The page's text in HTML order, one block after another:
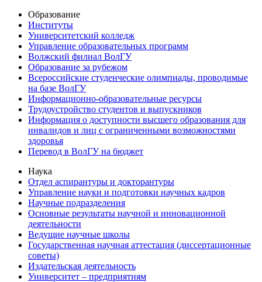
Образование
Институты
Университетский колледж
Управление образовательных программ
Волжский филиал ВолГУ
Образование за рубежом
Всероссийские студенческие олимпиады, проводимые
на базе ВолГУ
Информационно-образовательные ресурсы
Трудоустройство студентов и выпускников
Информация о доступности высшего образования для
инвалидов и лиц с ограниченными возможностями
здоровья
Перевод в ВолГУ на бюджет
Наука
Отдел аспирантуры и докторантуры
Управление науки и подготовки научных кадров
Научные подразделения
Основные результаты научной и инновационной
деятельности
Ведущие научные школы
Государственная научная аттестация (диссертационные
советы)
Издательская деятельность
Университет – предприятиям